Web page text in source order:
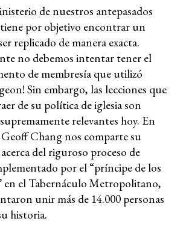
de nuestros antepasados
por objetivo encontrar un
replicado de manera exacta.
no debemos intentar tener el
de membresía que utilizó
Sin embargo, las lecciones que
de su política de iglesia son
relevantes hoy. En
Chang nos comparte su
del riguroso proceso de
por el “príncipe de los
en el Tabernáculo Metropolitano,
unir más de 14.000 personas
historia.